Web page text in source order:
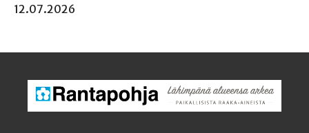
12.07.2026